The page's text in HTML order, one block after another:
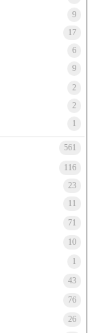
9
17
6
9
2
2
1
561
116
23
11
71
10
1
43
76
26